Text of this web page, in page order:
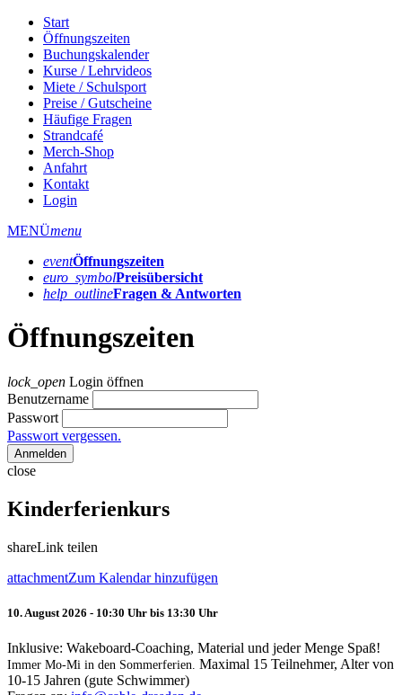
Start
Öffnungszeiten
Buchungskalender
Kurse / Lehrvideos
Miete / Schulsport
Preise / Gutscheine
Häufige Fragen
Strandcafé
Merch-Shop
Anfahrt
Kontakt
Login
MENÜmenu
eventÖffnungs­zeiten
euro_symbolPreis­übersicht
help_outlineFragen & Antworten
Öffnungszeiten
lock_open Login öffnen
Benutzername
Passwort
Passwort vergessen.
Anmelden
close
Kinderferienkurs
shareLink teilen
attachmentZum Kalendar hinzufügen
10. August 2026 - 10:30 Uhr bis 13:30 Uhr
Inklusive: Wakeboard-Coaching, Material und jeder Menge Spaß!
Immer Mo-Mi in den Sommerferien. Maximal 15 Teilnehmer, Alter von
10-15 Jahren (gute Schwimmer)